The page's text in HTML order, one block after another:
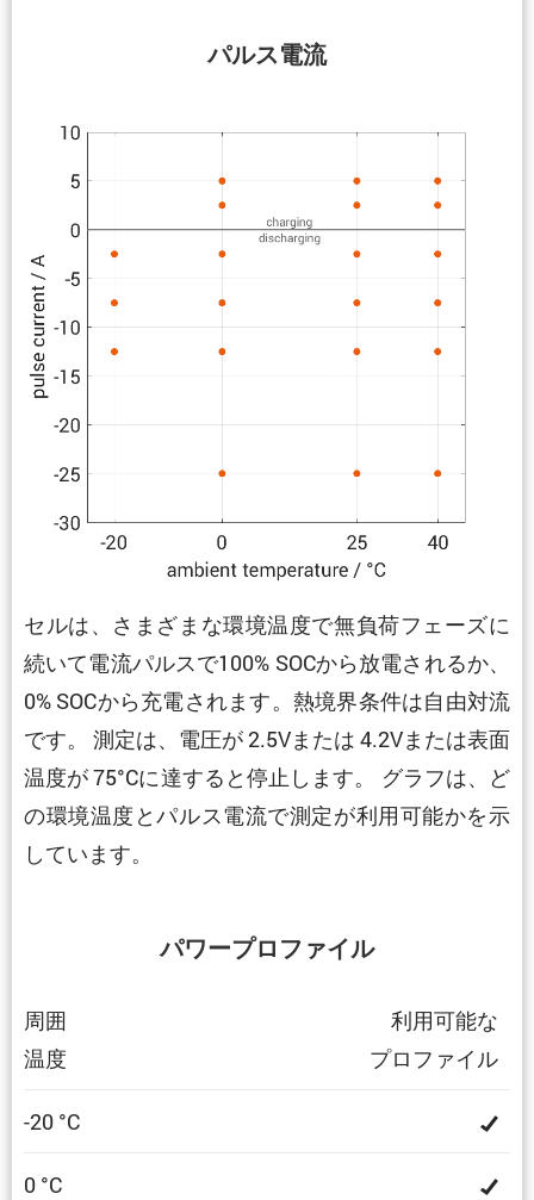
パルス電流
セルは、さまざまな環境温度で無負荷フェーズに
続いて電流パルスで100% SOCから放電されるか、
0% SOCから充電されます。熱境界条件は自由対流
です。 測定は、電圧が 2.5Vまたは 4.2Vまたは表面
温度が 75°Cに達すると停止します。 グラフは、ど
の環境温度とパルス電流で測定が利用可能かを示
しています。
パワープロファイル
周囲
温度
利用可能な
プロファイル
-20 °C
0 °C